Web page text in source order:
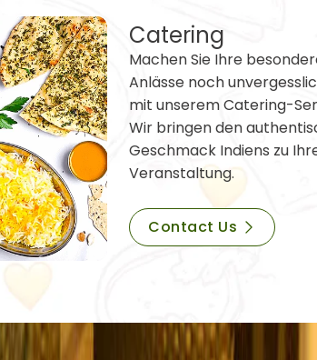
Catering
Machen Sie Ihre
Anlässe noch
mit unserem Catering-
Wir bringen den
Geschmack Indiens zu
Veranstaltung.
Contact Us